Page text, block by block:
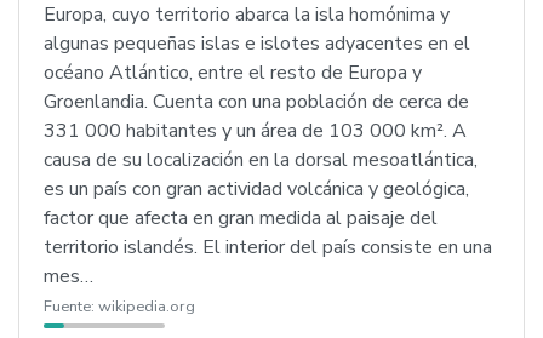
Europa, cuyo territorio abarca la isla homónima y
algunas pequeñas islas e islotes adyacentes en el
océano Atlántico, entre el resto de Europa y
Groenlandia. Cuenta con una población de cerca de
331 000 habitantes y un área de 103 000 km². A
causa de su localización en la dorsal mesoatlántica,
es un país con gran actividad volcánica y geológica,
factor que afecta en gran medida al paisaje del
territorio islandés. El interior del país consiste en una
mes…
Fuente: wikipedia.org